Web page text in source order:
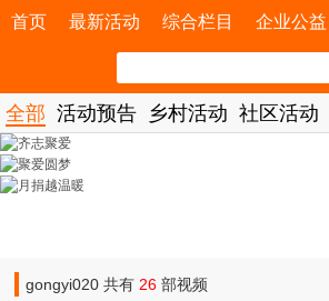
首页 最新活动 综合栏目 企业公益
全部 活动预告 乡村活动 社区活动
gongyi020 共有 26 部视频